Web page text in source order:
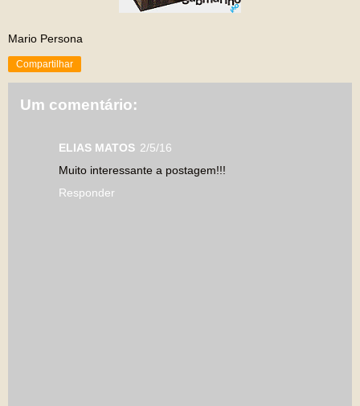
Mario Persona
Compartilhar
Um comentário:
ELIAS MATOS 2/5/16
Muito interessante a postagem!!!
Responder